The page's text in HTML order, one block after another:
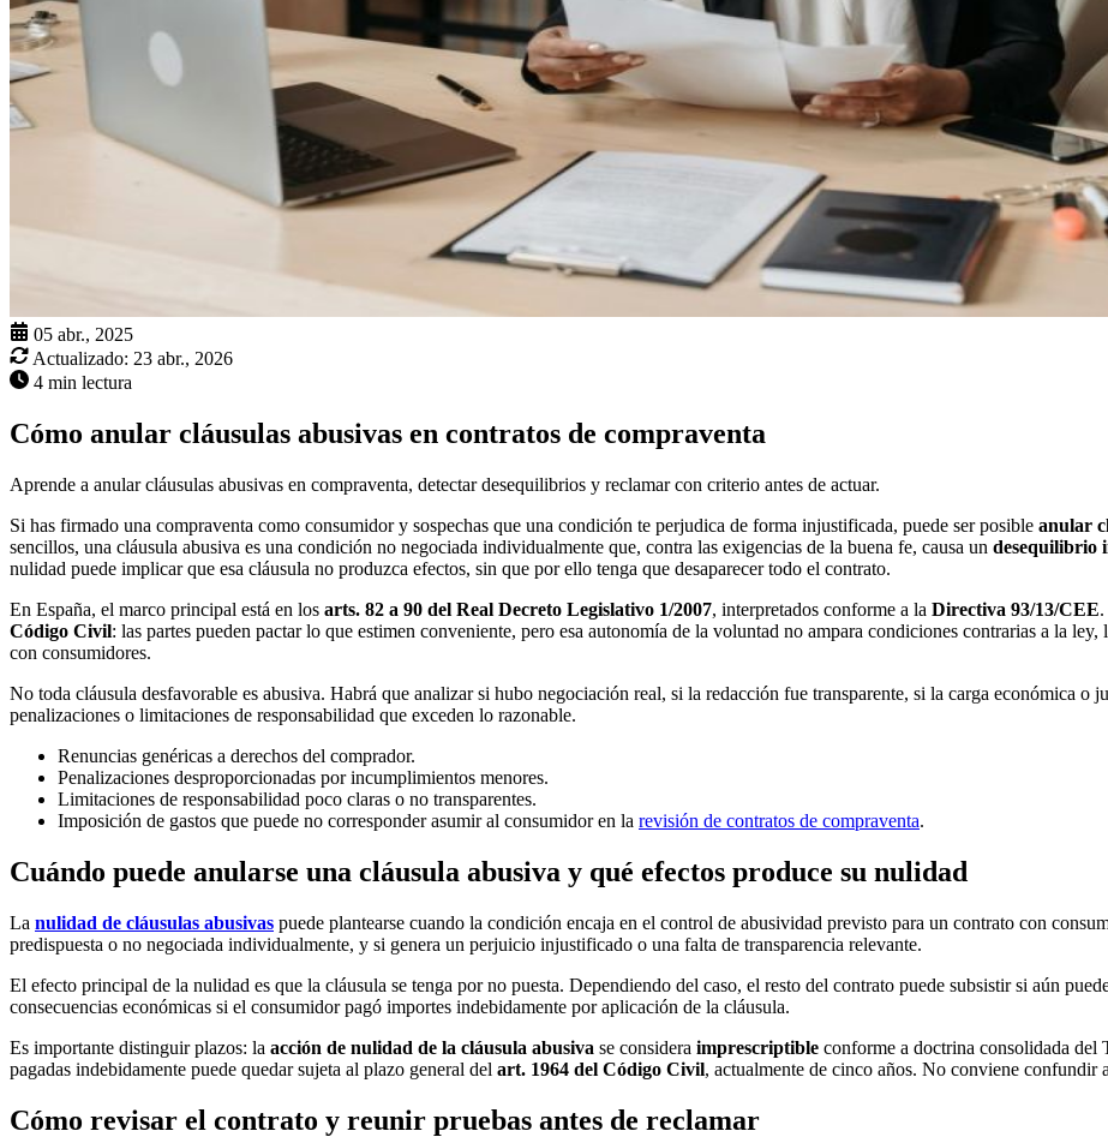
05 abr., 2025
Actualizado: 23 abr., 2026
4 min lectura
Cómo anular cláusulas abusivas en contratos de compraventa
Aprende a anular cláusulas abusivas en compraventa, detectar desequilibrios y reclamar con criterio antes de actuar.
Si has firmado una compraventa como consumidor y sospechas que una condición te perjudica de forma injustificada, puede ser posible anular
sencillos, una cláusula abusiva es una condición no negociada individualmente que, contra las exigencias de la buena fe, causa un desequilibrio
nulidad puede implicar que esa cláusula no produzca efectos, sin que por ello tenga que desaparecer todo el contrato.
En España, el marco principal está en los arts. 82 a 90 del Real Decreto Legislativo 1/2007, interpretados conforme a la Directiva 93/13/CEE
Código Civil: las partes pueden pactar lo que estimen conveniente, pero esa autonomía de la voluntad no ampara condiciones contrarias a la
con consumidores.
No toda cláusula desfavorable es abusiva. Habrá que analizar si hubo negociación real, si la redacción fue transparente, si la carga económica o
penalizaciones o limitaciones de responsabilidad que exceden lo razonable.
Renuncias genéricas a derechos del comprador.
Penalizaciones desproporcionadas por incumplimientos menores.
Limitaciones de responsabilidad poco claras o no transparentes.
Imposición de gastos que puede no corresponder asumir al consumidor en la revisión de contratos de compraventa.
Cuándo puede anularse una cláusula abusiva y qué efectos produce su nulidad
La nulidad de cláusulas abusivas puede plantearse cuando la condición encaja en el control de abusividad previsto para un contrato con
predispuesta o no negociada individualmente, y si genera un perjuicio injustificado o una falta de transparencia relevante.
El efecto principal de la nulidad es que la cláusula se tenga por no puesta. Dependiendo del caso, el resto del contrato puede subsistir si aún
consecuencias económicas si el consumidor pagó importes indebidamente por aplicación de la cláusula.
Es importante distinguir plazos: la acción de nulidad de la cláusula abusiva se considera imprescriptible conforme a doctrina consolidada del
pagadas indebidamente puede quedar sujeta al plazo general del art. 1964 del Código Civil, actualmente de cinco años. No conviene confundir
Cómo revisar el contrato y reunir pruebas antes de reclamar